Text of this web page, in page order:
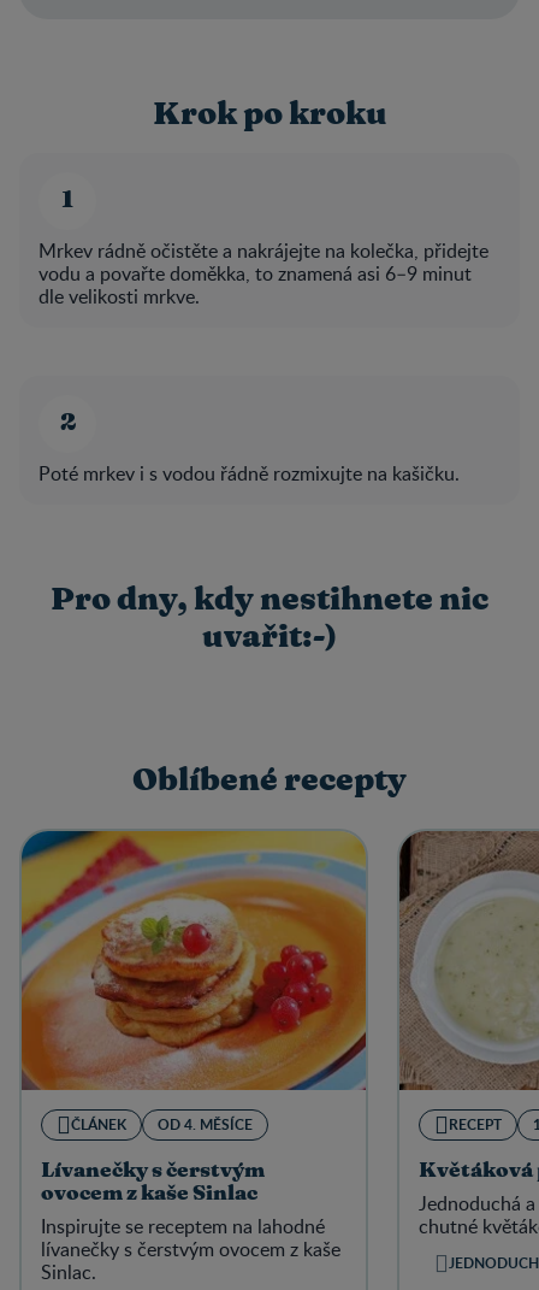
Krok po kroku
Mrkev rádně očistěte a nakrájejte na kolečka, přidejte
vodu a povařte doměkka, to znamená asi 6–9 minut
dle velikosti mrkve.
Poté mrkev i s vodou řádně rozmixujte na kašičku.
Pro dny, kdy nestihnete nic
uvařit:-)
Oblíbené recepty
ČLÁNEK OD 4. MĚSÍCE
Lívanečky s čerstvým
ovocem z kaše Sinlac
Inspirujte se receptem na lahodné
lívanečky s čerstvým ovocem z kaše
Sinlac.
RECEPT
Květáková
Jednoduchá
chutné